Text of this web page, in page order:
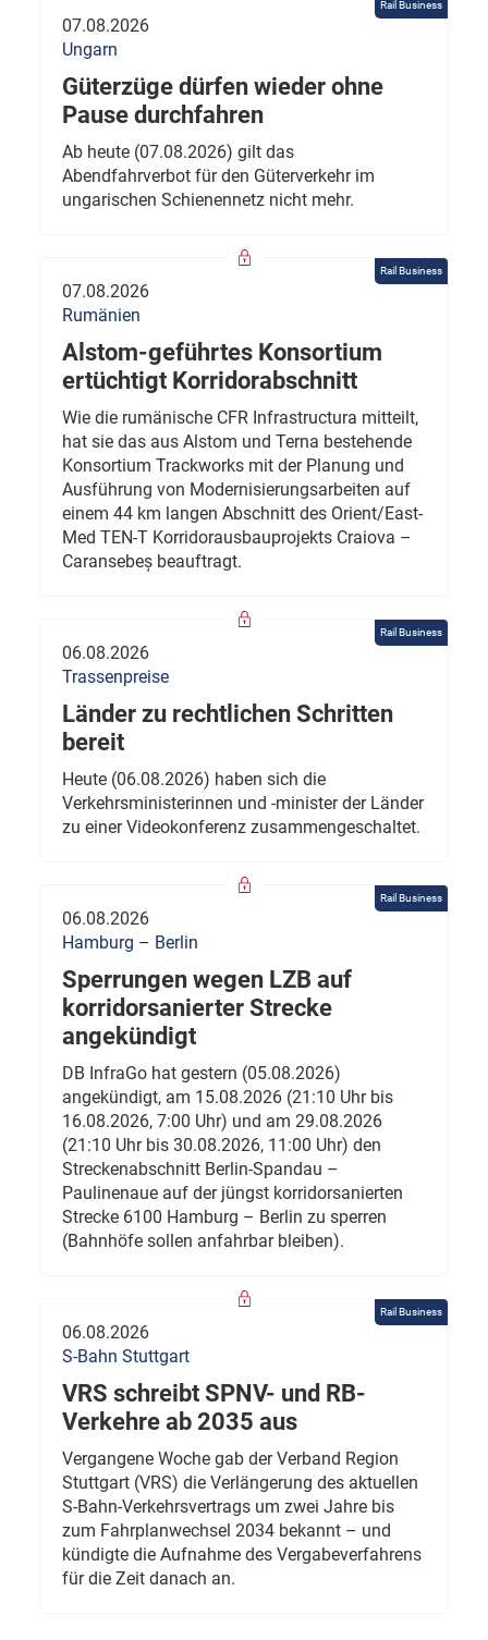
Rail Business
07.08.2026
Ungarn
Güterzüge dürfen wieder ohne
Pause durchfahren
Ab heute (07.08.2026) gilt das
Abendfahrverbot für den Güterverkehr im
ungarischen Schienennetz nicht mehr.
Rail Business
07.08.2026
Rumänien
Alstom-geführtes Konsortium
ertüchtigt Korridorabschnitt
Wie die rumänische CFR Infrastructura mitteilt,
hat sie das aus Alstom und Terna bestehende
Konsortium Trackworks mit der Planung und
Ausführung von Modernisierungsarbeiten auf
einem 44 km langen Abschnitt des Orient/East-
Med TEN-T Korridorausbauprojekts Craiova –
Caransebeș beauftragt.
Rail Business
06.08.2026
Trassenpreise
Länder zu rechtlichen Schritten
bereit
Heute (06.08.2026) haben sich die
Verkehrsministerinnen und -minister der Länder
zu einer Videokonferenz zusammengeschaltet.
Rail Business
06.08.2026
Hamburg – Berlin
Sperrungen wegen LZB auf
korridorsanierter Strecke
angekündigt
DB InfraGo hat gestern (05.08.2026)
angekündigt, am 15.08.2026 (21:10 Uhr bis
16.08.2026, 7:00 Uhr) und am 29.08.2026
(21:10 Uhr bis 30.08.2026, 11:00 Uhr) den
Streckenabschnitt Berlin-Spandau –
Paulinenaue auf der jüngst korridorsanierten
Strecke 6100 Hamburg – Berlin zu sperren
(Bahnhöfe sollen anfahrbar bleiben).
Rail Business
06.08.2026
S-Bahn Stuttgart
VRS schreibt SPNV- und RB-
Verkehre ab 2035 aus
Vergangene Woche gab der Verband Region
Stuttgart (VRS) die Verlängerung des aktuellen
S-Bahn-Verkehrsvertrags um zwei Jahre bis
zum Fahrplanwechsel 2034 bekannt – und
kündigte die Aufnahme des Vergabeverfahrens
für die Zeit danach an.